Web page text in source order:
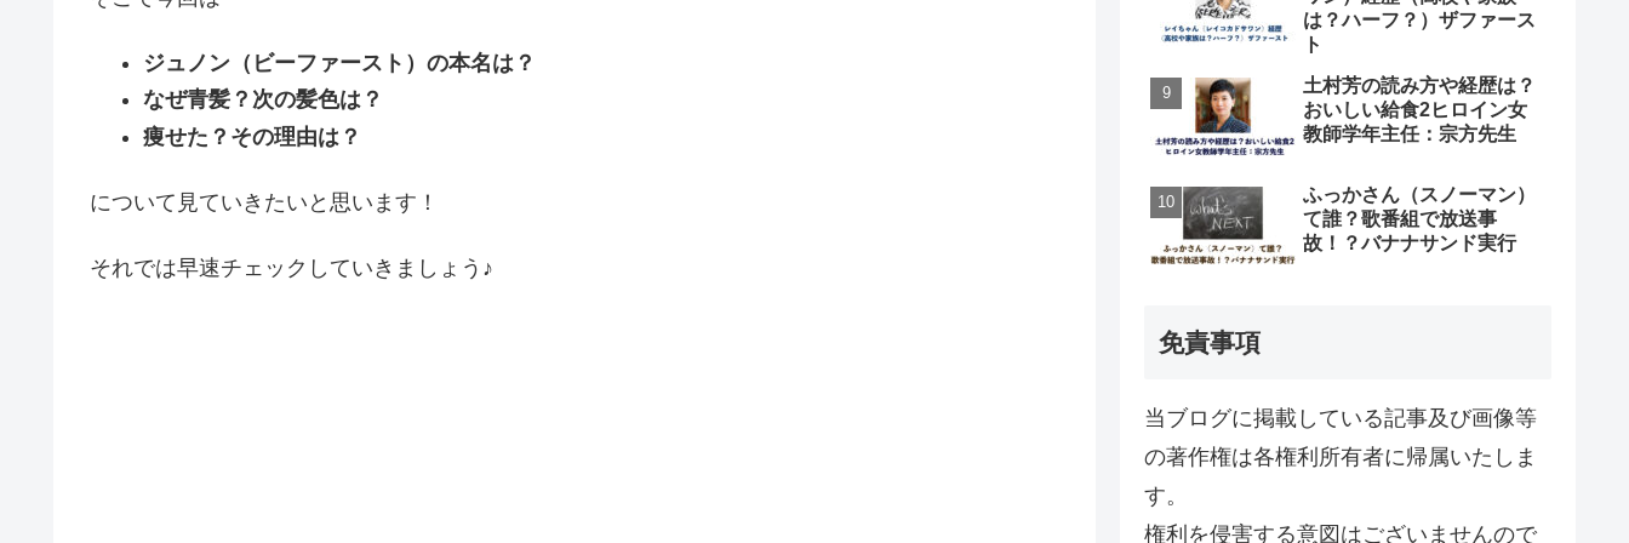
ジュノン（ビーファースト）の本名は？
なぜ青髪？次の髪色は？
痩せた？その理由は？
について⾒ていきたいと思います！
それでは早速チェックしていきましょう♪
は？ハーフ？）ザファース
ト
土村芳の読み方や経歴は？
おいしい給食2ヒロイン女
教師学年主任：宗方先生
ふっかさん（スノーマン）
て誰？歌番組で放送事
故！？バナナサンド実行
免責事項
当ブログに掲載している記事及び画像等
の著作権は各権利所有者に帰属いたしま
す。
権利を侵害する意図はございませんので